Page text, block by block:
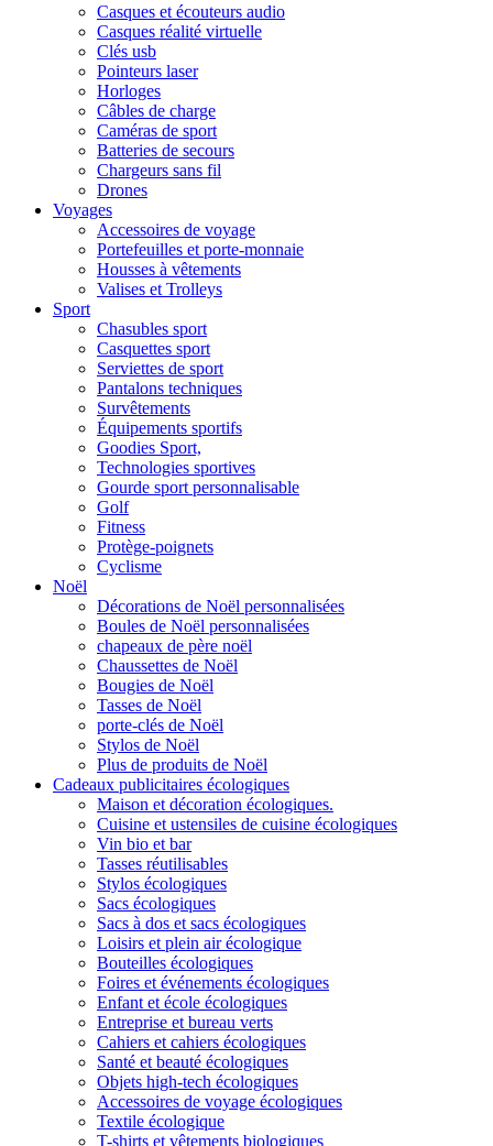
Casques et écouteurs audio
Casques réalité virtuelle
Clés usb
Pointeurs laser
Horloges
Câbles de charge
Caméras de sport
Batteries de secours
Chargeurs sans fil
Drones
Voyages
Accessoires de voyage
Portefeuilles et porte-monnaie
Housses à vêtements
Valises et Trolleys
Sport
Chasubles sport
Casquettes sport
Serviettes de sport
Pantalons techniques
Survêtements
Équipements sportifs
Goodies Sport,
Technologies sportives
Gourde sport personnalisable
Golf
Fitness
Protège-poignets
Cyclisme
Noël
Décorations de Noël personnalisées
Boules de Noël personnalisées
chapeaux de père noël
Chaussettes de Noël
Bougies de Noël
Tasses de Noël
porte-clés de Noël
Stylos de Noël
Plus de produits de Noël
Cadeaux publicitaires écologiques
Maison et décoration écologiques.
Cuisine et ustensiles de cuisine écologiques
Vin bio et bar
Tasses réutilisables
Stylos écologiques
Sacs écologiques
Sacs à dos et sacs écologiques
Loisirs et plein air écologique
Bouteilles écologiques
Foires et événements écologiques
Enfant et école écologiques
Entreprise et bureau verts
Cahiers et cahiers écologiques
Santé et beauté écologiques
Objets high-tech écologiques
Accessoires de voyage écologiques
Textile écologique
T-shirts et vêtements biologiques